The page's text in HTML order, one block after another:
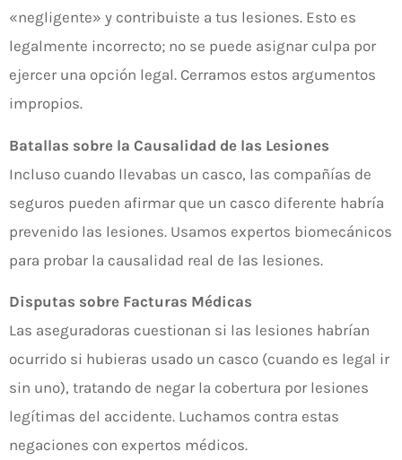
«negligente» y contribuiste a tus lesiones. Esto es
legalmente incorrecto; no se puede asignar culpa por
ejercer una opción legal. Cerramos estos argumentos
impropios.
Batallas sobre la Causalidad de las Lesiones
Incluso cuando llevabas un casco, las compañías de
seguros pueden afirmar que un casco diferente habría
prevenido las lesiones. Usamos expertos biomecánicos
para probar la causalidad real de las lesiones.
Disputas sobre Facturas Médicas
Las aseguradoras cuestionan si las lesiones habrían
ocurrido si hubieras usado un casco (cuando es legal ir
sin uno), tratando de negar la cobertura por lesiones
legítimas del accidente. Luchamos contra estas
negaciones con expertos médicos.